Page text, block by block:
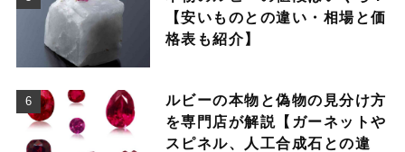
【安いものとの違い・相場と価
格表も紹介】
ルビーの本物と偽物の見分け方
を専門店が解説【ガーネットや
スピネル、人工合成石との違